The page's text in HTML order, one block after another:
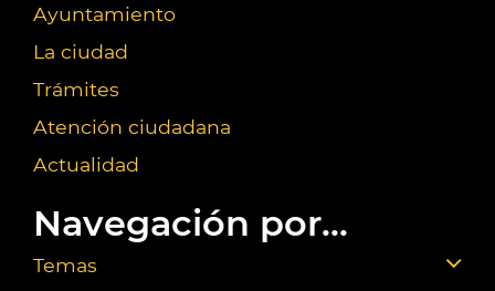
Ayuntamiento
La ciudad
Trámites
Atención ciudadana
Actualidad
Navegación por...
Temas